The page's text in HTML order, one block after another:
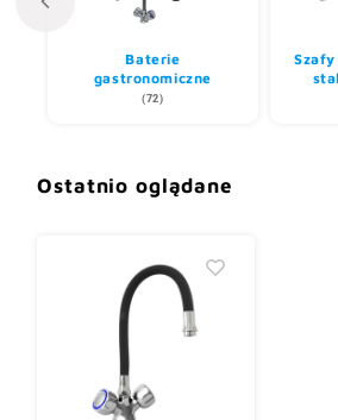
Baterie
gastronomiczne
(72)
Szafy
Ostatnio oglądane